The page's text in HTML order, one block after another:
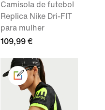
Camisola de futebol
Replica Nike Dri-FIT
para mulher
109,99 €